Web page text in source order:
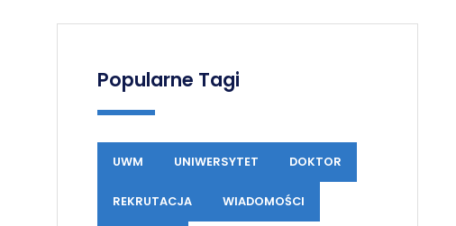
Popularne Tagi
UWM UNIWERSYTET DOKTOR
REKRUTACJA WIADOMOŚCI